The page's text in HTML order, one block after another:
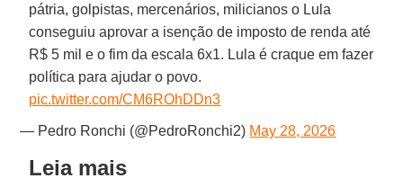
pátria, golpistas, mercenários, milicianos o Lula
conseguiu aprovar a isenção de imposto de renda até
R$ 5 mil e o fim da escala 6x1. Lula é craque em fazer
política para ajudar o povo.
pic.twitter.com/CM6ROhDDn3
— Pedro Ronchi (@PedroRonchi2) May 28, 2026
Leia mais